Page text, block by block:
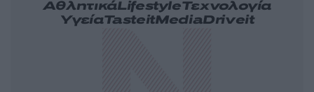
ΑθλητικάLifestyleΤεχνολογία
ΥγείαTasteitMediaDriveit